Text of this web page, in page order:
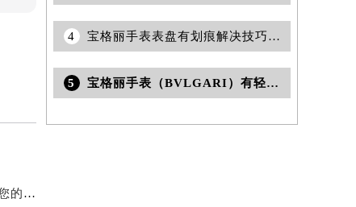
宝格丽手表维修售后中心怎么找(一站式服务，快速解决您的宝格丽手表维修问题)
4 宝格丽手表表盘有划痕解决技巧推荐
5 宝格丽手表（BVLGARI）有轻微的雾怎么办？